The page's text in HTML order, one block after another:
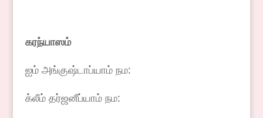
கரந்யாஸம்
ஐம் அங்குஷ்டாப்யாம் நம:
க்லீம் தர்ஜனீப்யாம் நம: